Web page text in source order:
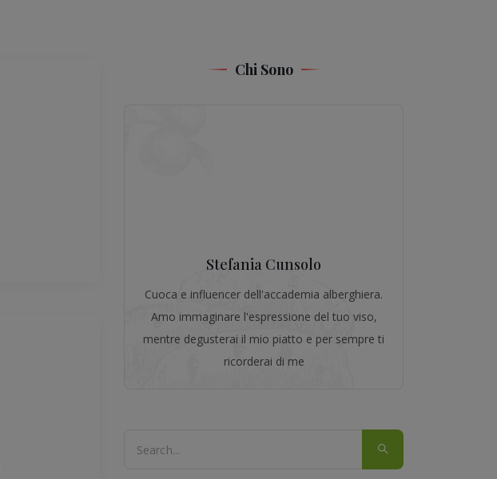
Chi Sono
Stefania Cunsolo
Cuoca e influencer dell'accademia alberghiera.
Amo immaginare l'espressione del tuo viso,
mentre degusterai il mio piatto e per sempre ti
ricorderai di me